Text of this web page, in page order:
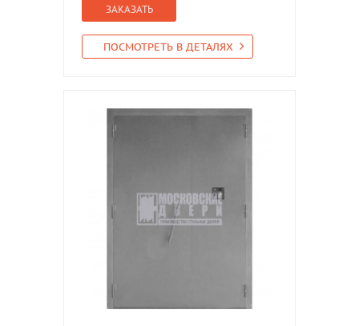
ЗАКАЗАТЬ
ПОСМОТРЕТЬ В ДЕТАЛЯХ